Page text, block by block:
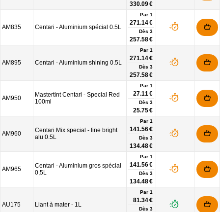
330.09 €
AM835 Centari - Aluminium spécial 0.5L
Par 1
271.14 €
Dès 3
257.58 €
AM895 Centari - Aluminium shining 0.5L
Par 1
271.14 €
Dès 3
257.58 €
AM950
Mastertint Centari - Special Red
100ml
Par 1
27.11 €
Dès 3
25.75 €
AM960
Centari Mix special - fine bright
alu 0.5L
Par 1
141.56 €
Dès 3
134.48 €
AM965
Centari - Aluminium gros spécial
0,5L
Par 1
141.56 €
Dès 3
134.48 €
AU175 Liant à mater - 1L
Par 1
81.34 €
Dès 3